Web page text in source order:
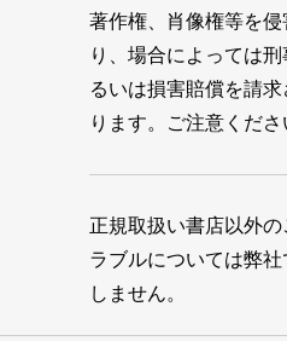
著作権、肖像権等を
り、場合によっては
るいは損害賠償を請
ります。ご注意くださ
正規取扱い書店以外の
ラブルについては弊
しません。